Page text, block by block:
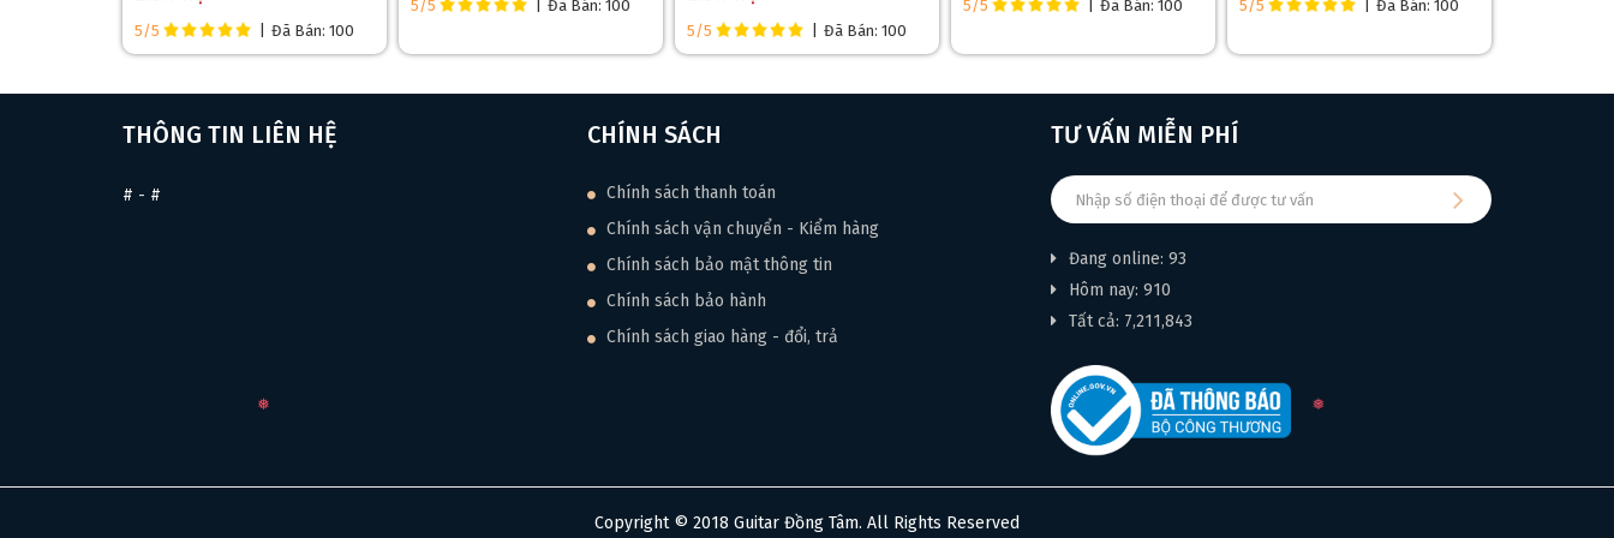
cơ bản đến những kỹ thuật nâng cao, đặc biệt là trong các đoạn solo phức tạp.
5/5 Đã Bán: 100
5/5 Đã Bán: 100
5/5 Đã Bán: 100
5/5 Đã Bán: 100 5/5 Đã Bán: 100
THÔNG TIN LIÊN HỆ
# - #
CHÍNH SÁCH
Chính sách thanh toán
Chính sách vận chuyển - Kiểm hàng
Chính sách bảo mật thông tin
Chính sách bảo hành
Chính sách giao hàng - đổi, trả
TƯ VẤN MIỄN PHÍ
Đang online: 93
Hôm nay: 910
Tất cả: 7,211,843
Copyright © 2018 Guitar Đồng Tâm. All Rights Reserved